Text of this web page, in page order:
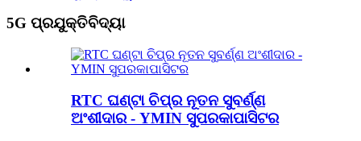
5G ପ୍ରଯୁକ୍ତିବିଦ୍ୟା
RTC ଘଣ୍ଟା ଚିପ୍‌ର ନୂତନ ସୁବର୍ଣ୍ଣ
ଅଂଶୀଦାର - YMIN ସୁପରକାପାସିଟର